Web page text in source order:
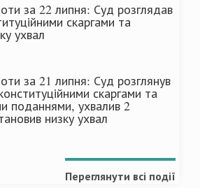
за 22 липня: Суд розглядав
скаргами та
ухвал
за 21 липня: Суд розглянув
скаргами та
поданнями, ухвалив 2
низку ухвал
Переглянути всі події